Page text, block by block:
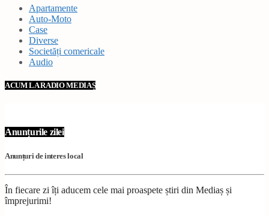
Apartamente
Auto-Moto
Case
Diverse
Societăți comericale
Audio
ACUM LA RADIO MEDIAȘ
Anunțurile zilei
Anunțuri de interes local
În fiecare zi îți aducem cele mai proaspete știri din Mediaș și
împrejurimi!